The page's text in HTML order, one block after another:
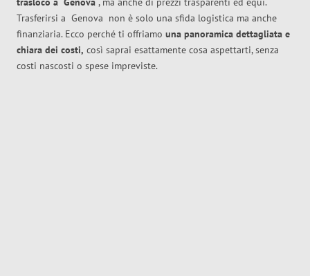
Trasferirsi a Genova non è solo una sfida logistica ma anche
finanziaria. Ecco perché ti offriamo una panoramica dettagliata e
chiara dei costi, così saprai esattamente cosa aspettarti, senza
costi nascosti o spese impreviste.